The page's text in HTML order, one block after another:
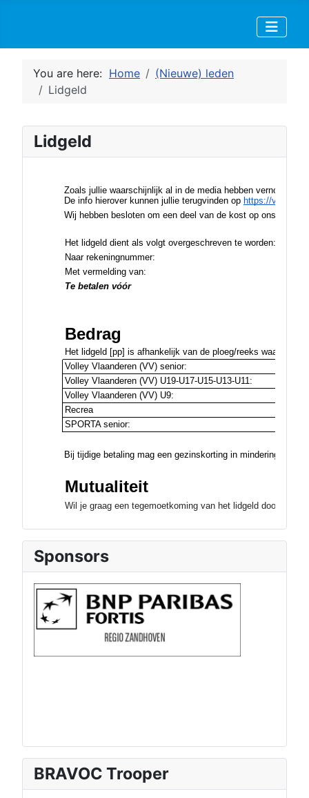
You are here: Home
(Nieuwe) leden
Lidgeld
Lidgeld
Sponsors
BRAVOC Trooper